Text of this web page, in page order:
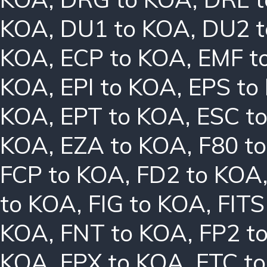
KOA, DU1 to KOA, DU2
KOA, ECP to KOA, EMF
KOA, EPI to KOA, EPS to
KOA, EPT to KOA, ESC
KOA, EZA to KOA, F80
FCP to KOA, FD2 to KOA
to KOA, FIG to KOA,
KOA, FNT to KOA, FP2